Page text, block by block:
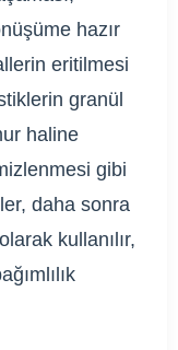
hazır
eritilmesi
granül
haline
gibi
daha sonra
kullanılır,